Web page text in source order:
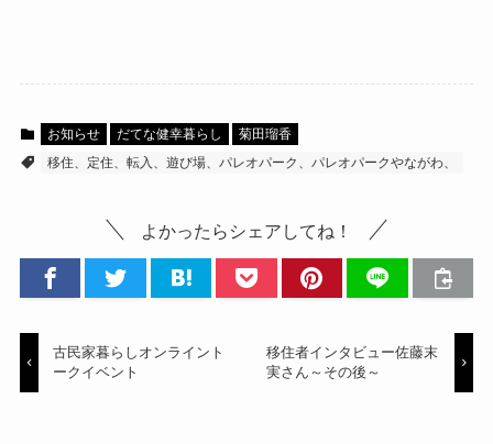
お知らせ だてな健幸暮らし
菊田瑠香
移住、定住、転入、遊び場、パレオパーク、パレオパークやながわ、
よかったらシェアしてね！
古民家暮らしオンライント
ークイベント
移住者インタビュー佐藤末
実さん～その後～